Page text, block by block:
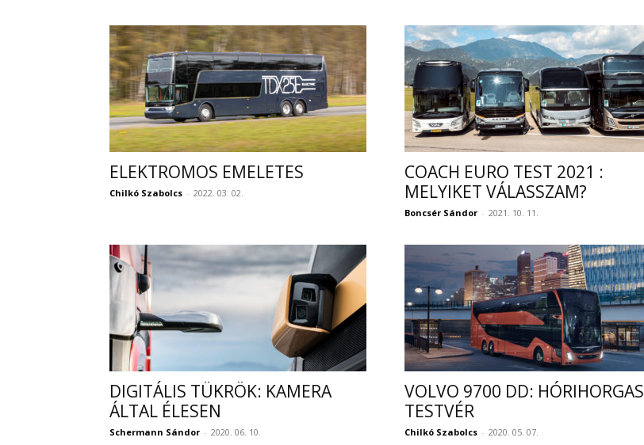
ELEKTROMOS EMELETES
Chilkó Szabolcs - 2022. 03. 02.
COACH EURO TEST 2021 :
MELYIKET VÁLASSZAM?
Boncsér Sándor - 2021. 10. 11.
DIGITÁLIS TÜKRÖK: KAMERA
ÁLTAL ÉLESEN
Schermann Sándor - 2020. 06. 10.
VOLVO 9700 DD: HÓRIHORGAS
TESTVÉR
Chilkó Szabolcs - 2020. 05. 07.